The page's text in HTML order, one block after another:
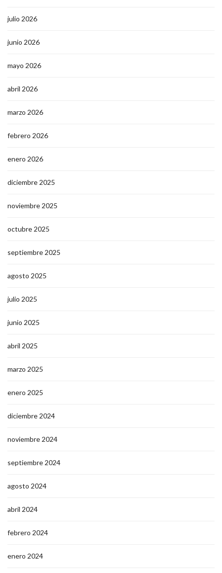
julio 2026
junio 2026
mayo 2026
abril 2026
marzo 2026
febrero 2026
enero 2026
diciembre 2025
noviembre 2025
octubre 2025
septiembre 2025
agosto 2025
julio 2025
junio 2025
abril 2025
marzo 2025
enero 2025
diciembre 2024
noviembre 2024
septiembre 2024
agosto 2024
abril 2024
febrero 2024
enero 2024